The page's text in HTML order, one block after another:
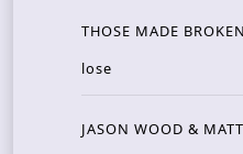
THOSE MADE
lose
JASON WOOD &